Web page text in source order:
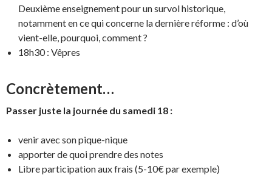
Deuxième enseignement pour un survol historique,
notamment en ce qui concerne la dernière réforme : d’où
vient-elle, pourquoi, comment ?
18h30 : Vêpres
Concrètement…
Passer juste la journée du samedi 18 :
venir avec son pique-nique
apporter de quoi prendre des notes
Libre participation aux frais (5-10€ par exemple)